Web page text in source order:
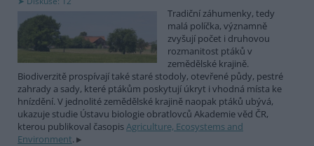
Tradiční záhumenky, tedy
malá políčka, významně
zvyšují počet i druhovou
rozmanitost ptáků v
zemědělské krajině.
Biodiverzitě prospívají také staré stodoly, otevřené půdy, pestré
zahrady a sady, které ptákům poskytují úkryt i vhodná místa ke
hnízdění. V jednolité zemědělské krajině naopak ptáků ubývá,
ukazuje studie Ústavu biologie obratlovců Akademie věd ČR,
kterou publikoval časopisAgriculture, Ecosystems and
Environment.